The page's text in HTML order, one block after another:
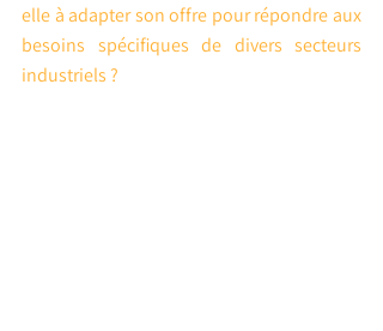
elle à adapter son offre pour répondre aux
besoins spécifiques de divers secteurs
industriels ?